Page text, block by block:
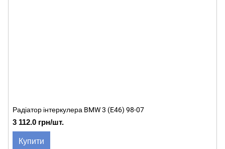
Радіатор інтеркулера BMW 3 (E46) 98-07
3 112.0 грн/шт.
Купити